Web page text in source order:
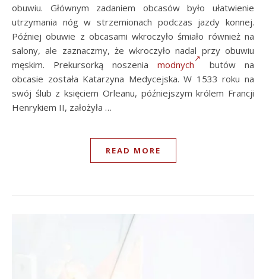
obuwiu. Głównym zadaniem obcasów było ułatwienie
utrzymania nóg w strzemionach podczas jazdy konnej.
Później obuwie z obcasami wkroczyło śmiało również na
salony, ale zaznaczmy, że wkroczyło nadal przy obuwiu
męskim. Prekursorką noszenia modnych
butów na
obcasie została Katarzyna Medycejska. W 1533 roku na
swój ślub z księciem Orleanu, późniejszym królem Francji
Henrykiem II, założyła …
READ MORE